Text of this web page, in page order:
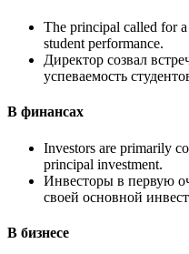
The principal called for
student performance.
Директор созвал
успеваемость
В финансах
Investors are primarily
principal investment.
Инвесторы в первую
своей основной
В бизнесе